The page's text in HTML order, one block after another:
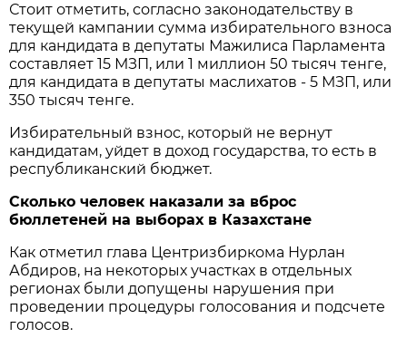
Стоит отметить, согласно законодательству в
текущей кампании сумма избирательного взноса
для кандидата в депутаты Мажилиса Парламента
составляет 15 МЗП, или 1 миллион 50 тысяч тенге,
для кандидата в депутаты маслихатов - 5 МЗП, или
350 тысяч тенге.
Избирательный взнос, который не вернут
кандидатам, уйдет в доход государства, то есть в
республиканский бюджет.
Сколько человек наказали за вброс
бюллетеней на выборах в Казахстане
Как отметил глава Центризбиркома Нурлан
Абдиров, на некоторых участках в отдельных
регионах были допущены нарушения при
проведении процедуры голосования и подсчете
голосов.